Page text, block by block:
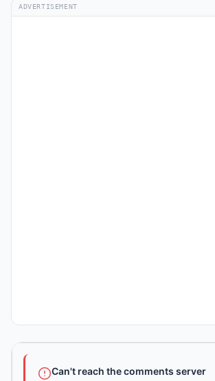
ADVERTISEMENT
Can't reach the comments server